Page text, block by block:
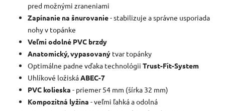
pred možnými zraneniami
Zapínanie na šnurovanie- stabilizuje a správne usporiada
nohy v topánke
Veľmi odolné PVC brzdy
Anatomický, vypasovaný tvar topánky
Optimálne padne vďaka technológii Trust-Fit-System
Uhlíkové ložiskáABEC-7
PVC kolieska - priemer 54 mm (šírka 32 mm)
Kompozitná lyžina - veľmi ľahká a odolná